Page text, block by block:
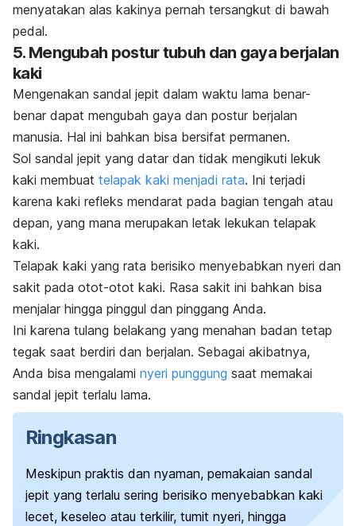
menyatakan alas kakinya pernah tersangkut di bawah
pedal.
5. Mengubah postur tubuh dan gaya berjalan
kaki
Mengenakan sandal jepit dalam waktu lama benar-
benar dapat mengubah gaya dan postur berjalan
manusia. Hal ini bahkan bisa bersifat permanen.
Sol sandal jepit yang datar dan tidak mengikuti lekuk
kaki membuat telapak kaki menjadi rata. Ini terjadi
karena kaki refleks mendarat pada bagian tengah atau
depan, yang mana merupakan letak lekukan telapak
kaki.
Telapak kaki yang rata berisiko menyebabkan nyeri dan
sakit pada otot-otot kaki. Rasa sakit ini bahkan bisa
menjalar hingga pinggul dan pinggang Anda.
Ini karena tulang belakang yang menahan badan tetap
tegak saat berdiri dan berjalan. Sebagai akibatnya,
Anda bisa mengalami nyeri punggung saat memakai
sandal jepit terlalu lama.
Ringkasan
Meskipun praktis dan nyaman, pemakaian sandal
jepit yang terlalu sering berisiko menyebabkan kaki
lecet, keseleo atau terkilir, tumit nyeri, hingga